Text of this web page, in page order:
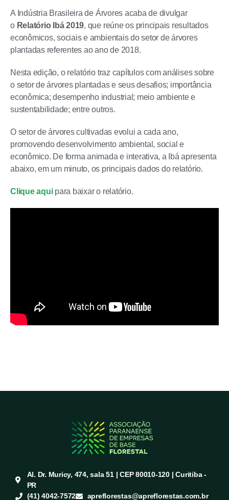
A Indústria Brasileira de Árvores acaba de divulgar
o Relatório Ibá 2019, que reúne os principais resultados
econômicos, sociais e ambientais do setor de árvores
plantadas referentes ao ano de 2018.
Nesta edição, o relatório traz capítulos com análises sobre
o setor de árvores plantadas e seus desafios; importância
econômica; desempenho industrial; meio ambiente e
sustentabilidade; entre outros.
O setor de árvores cultivadas evolui a cada ano,
promovendo desenvolvimento ambiental, social e
econômico. De forma animada e interativa, a Ibá apresenta
abaixo, em um minuto, os principais dados do relatório.
Clique aquipara baixar o relatório.
Al. Dr. Muricy, 474, sala 51 | CEP 80010-120 | Curitiba -
PR
(41) 4042-7572
apreflorestas@apreflorestas.com.br